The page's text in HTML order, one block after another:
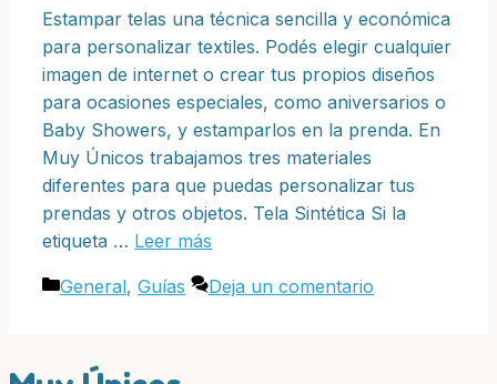
Estampar telas una técnica sencilla y económica
para personalizar textiles. Podés elegir cualquier
imagen de internet o crear tus propios diseños
para ocasiones especiales, como aniversarios o
Baby Showers, y estamparlos en la prenda. En
Muy Únicos trabajamos tres materiales
diferentes para que puedas personalizar tus
prendas y otros objetos. Tela Sintética Si la
etiqueta … Leer más
Categorías
General, Guías Deja un comentario